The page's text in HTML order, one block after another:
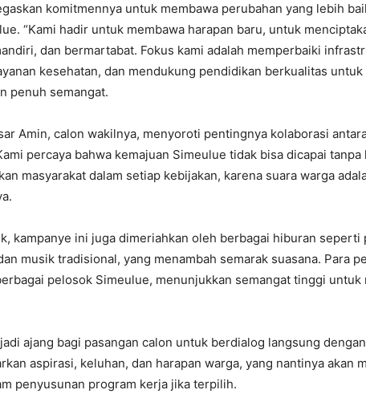
komitmennya untuk membawa perubahan yang lebih
“Kami hadir untuk membawa harapan baru, untuk
dan bermartabat. Fokus kami adalah memperbaiki
kesehatan, dan mendukung pendidikan berkualitas untuk
penuh semangat.
Amin, calon wakilnya, menyoroti pentingnya kolaborasi
percaya bahwa kemajuan Simeulue tidak bisa dicapai tanpa
masyarakat dalam setiap kebijakan, karena suara warga
kampanye ini juga dimeriahkan oleh berbagai hiburan seperti
musik tradisional, yang menambah semarak suasana. Para
pelosok Simeulue, menunjukkan semangat tinggi untuk
ajang bagi pasangan calon untuk berdialog langsung
aspirasi, keluhan, dan harapan warga, yang nantinya akan
penyusunan program kerja jika terpilih.